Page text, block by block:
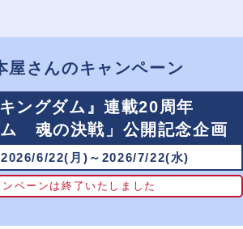
屋さんのキャンペーン
ングダム』連載20周年
ム 魂の決戦」公開記念企画
6/22(月)～2026/7/22(水)
ンペーンは終了いたしました